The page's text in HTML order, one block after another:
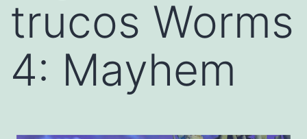
trucos Worms
4: Mayhem